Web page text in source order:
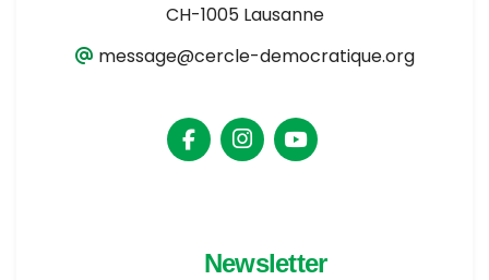
CH-1005 Lausanne
message@cercle-democratique.org
Newsletter